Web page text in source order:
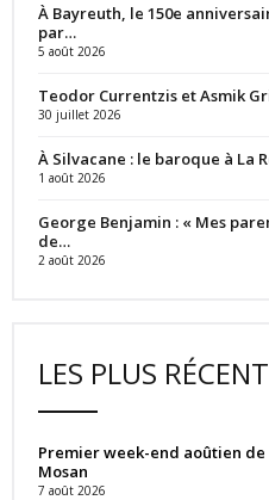
À Bayreuth, le 150e
par…
5 août 2026
Teodor Currentzis et Asmik
30 juillet 2026
À Silvacane : le baroque à La
1 août 2026
George Benjamin : « Mes
de…
2 août 2026
LES PLUS
Premier week-end aoûtien de
Mosan
7 août 2026